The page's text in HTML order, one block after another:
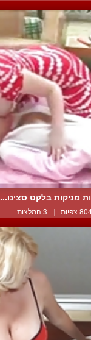
מניקות בלקט סצינו...
צפיות | 3 המלצות